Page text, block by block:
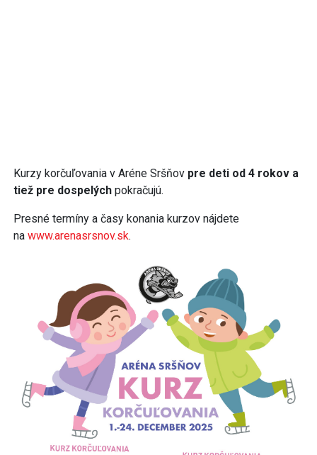
Kurzy korčuľovania v Aréne Sršňov pre deti od 4 rokov a
tiež pre dospelých pokračujú.
Presné termíny a časy konania kurzov nájdete
na www.arenasrsnov.sk.